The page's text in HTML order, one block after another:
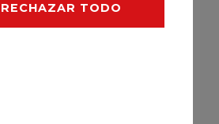
RECHAZAR TODO